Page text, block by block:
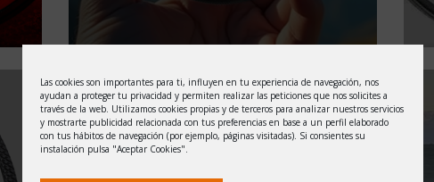
Las cookies son importantes para ti, influyen en tu experiencia de navegación, nos
ayudan a proteger tu privacidad y permiten realizar las peticiones que nos solicites a
través de la web. Utilizamos cookies propias y de terceros para analizar nuestros servicios
y mostrarte publicidad relacionada con tus preferencias en base a un perfil elaborado
con tus hábitos de navegación (por ejemplo, páginas visitadas). Si consientes su
instalación pulsa "Aceptar Cookies".